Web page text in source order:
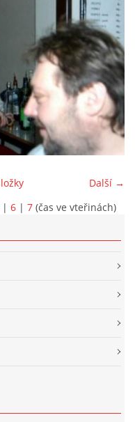
Havlovice
|
Další →
| 6 | 7 (čas ve vteřinách)